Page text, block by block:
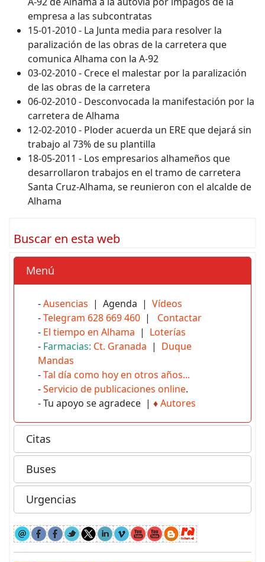
empresa a las subcontratas
15-01-2010 - La Junta media para resolver la
paralización de las obras de la carretera que
comunica Alhama con la A-92
03-02-2010 - Crece el malestar por la paralización
de las obras de la carretera
06-02-2010 - Desconvocada la manifestación por la
carretera de Alhama
12-02-2010 - Ploder acuerda un ERE que dejará sin
trabajo al 73% de su plantilla
18-05-2011 - Los empresarios alhameños que
desarrollaron trabajos en el tramo de carretera
Santa Cruz-Alhama, se reunieron con el alcalde de
Alhama
Buscar en esta web
Menú
-Ausencias | Agenda | Vídeos
-Telegram 628 669 460 | Contactar
- El tiempo en Alhama | Loterías
- Farmacias: Ct. Granada | Duque
Mandas
-Tal día como hoy en otros años...
-Servicio de publicaciones online.
- Tu apoyo se agradece | ♦Autores
Citas
Buses
Urgencias